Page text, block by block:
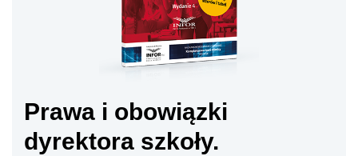
Prawa i obowiązki
dyrektora szkoły.